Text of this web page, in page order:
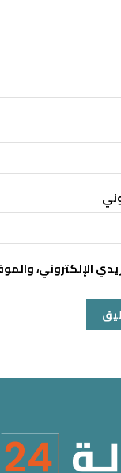
الإلكتروني،